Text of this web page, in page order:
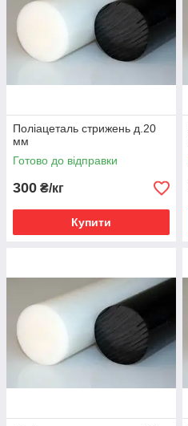
Поліацеталь стрижень д.20
мм
Готово до відправки
300 ₴/кг
Купити